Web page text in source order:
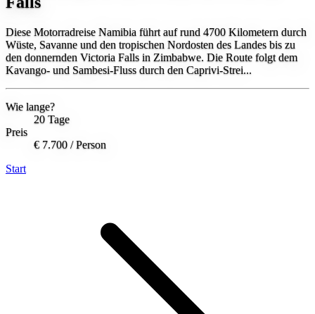
Diese Motorradreise Namibia führt auf rund 4700 Kilometern durch
Wüste, Savanne und den tropischen Nordosten des Landes bis zu
den donnernden Victoria Falls in Zimbabwe. Die Route folgt dem
Kavango- und Sambesi-Fluss durch den Caprivi-Strei...
Wie lange?
20 Tage
Preis
€ 7.700 / Person
Start